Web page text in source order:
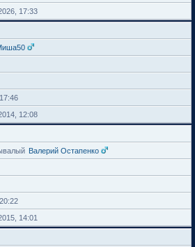
17:33
12:08
Валерий Остапенко
14:01